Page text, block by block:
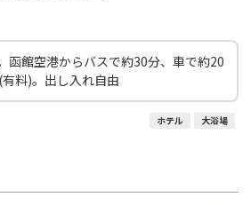
函館空港からバスで約30分、車で約20
料)。出し入れ自由
ホテル 大浴場